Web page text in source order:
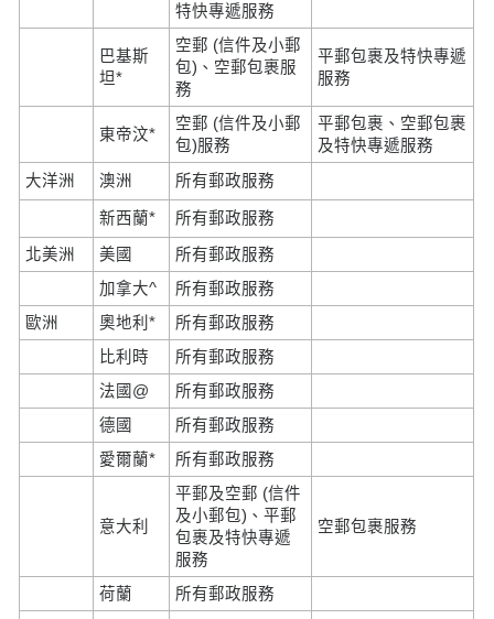
特快專遞服務
巴基斯
坦*
空郵 (信件及小郵
包)、空郵包裹服
務
平郵包裹及特快專遞
服務
東帝汶*
空郵 (信件及小郵
包)服務
平郵包裹、空郵包裹
及特快專遞服務
大洋洲
澳洲 所有郵政服務
新西蘭* 所有郵政服務
北美洲 美國
所有郵政服務
加拿大^
所有郵政服務
歐洲
奧地利*
所有郵政服務
比利時
所有郵政服務
法國@
所有郵政服務
德國
所有郵政服務
愛爾蘭*
所有郵政服務
意大利
平郵及空郵 (信件
及小郵包)、平郵
包裹及特快專遞
服務
空郵包裹服務
荷蘭
所有郵政服務